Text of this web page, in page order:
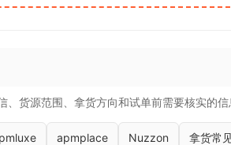
货源范围、拿货方向和试单前需要核实的信
apmplace Nuzzon 拿货常